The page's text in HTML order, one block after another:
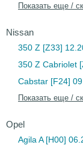
Показать еще /
Nissan
350 Z [Z33]
350 Z Cabriolet
Cabstar [F24]
Показать еще /
Opel
Agila A [H00]